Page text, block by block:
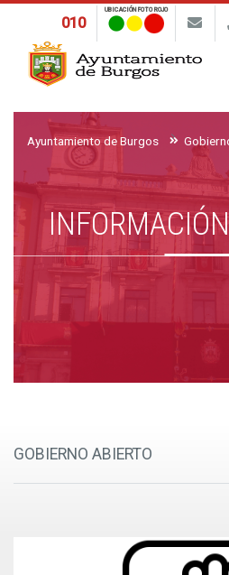
010
UBICACIÓN FOTO ROJO
Ayuntamiento de Burgos
GOBIERNO ABIERTO